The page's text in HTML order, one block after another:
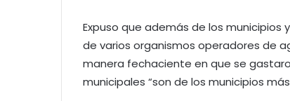
Expuso que además de los
de varios organismos operadores de
manera fechaciente en que se
municipales “son de los municipios